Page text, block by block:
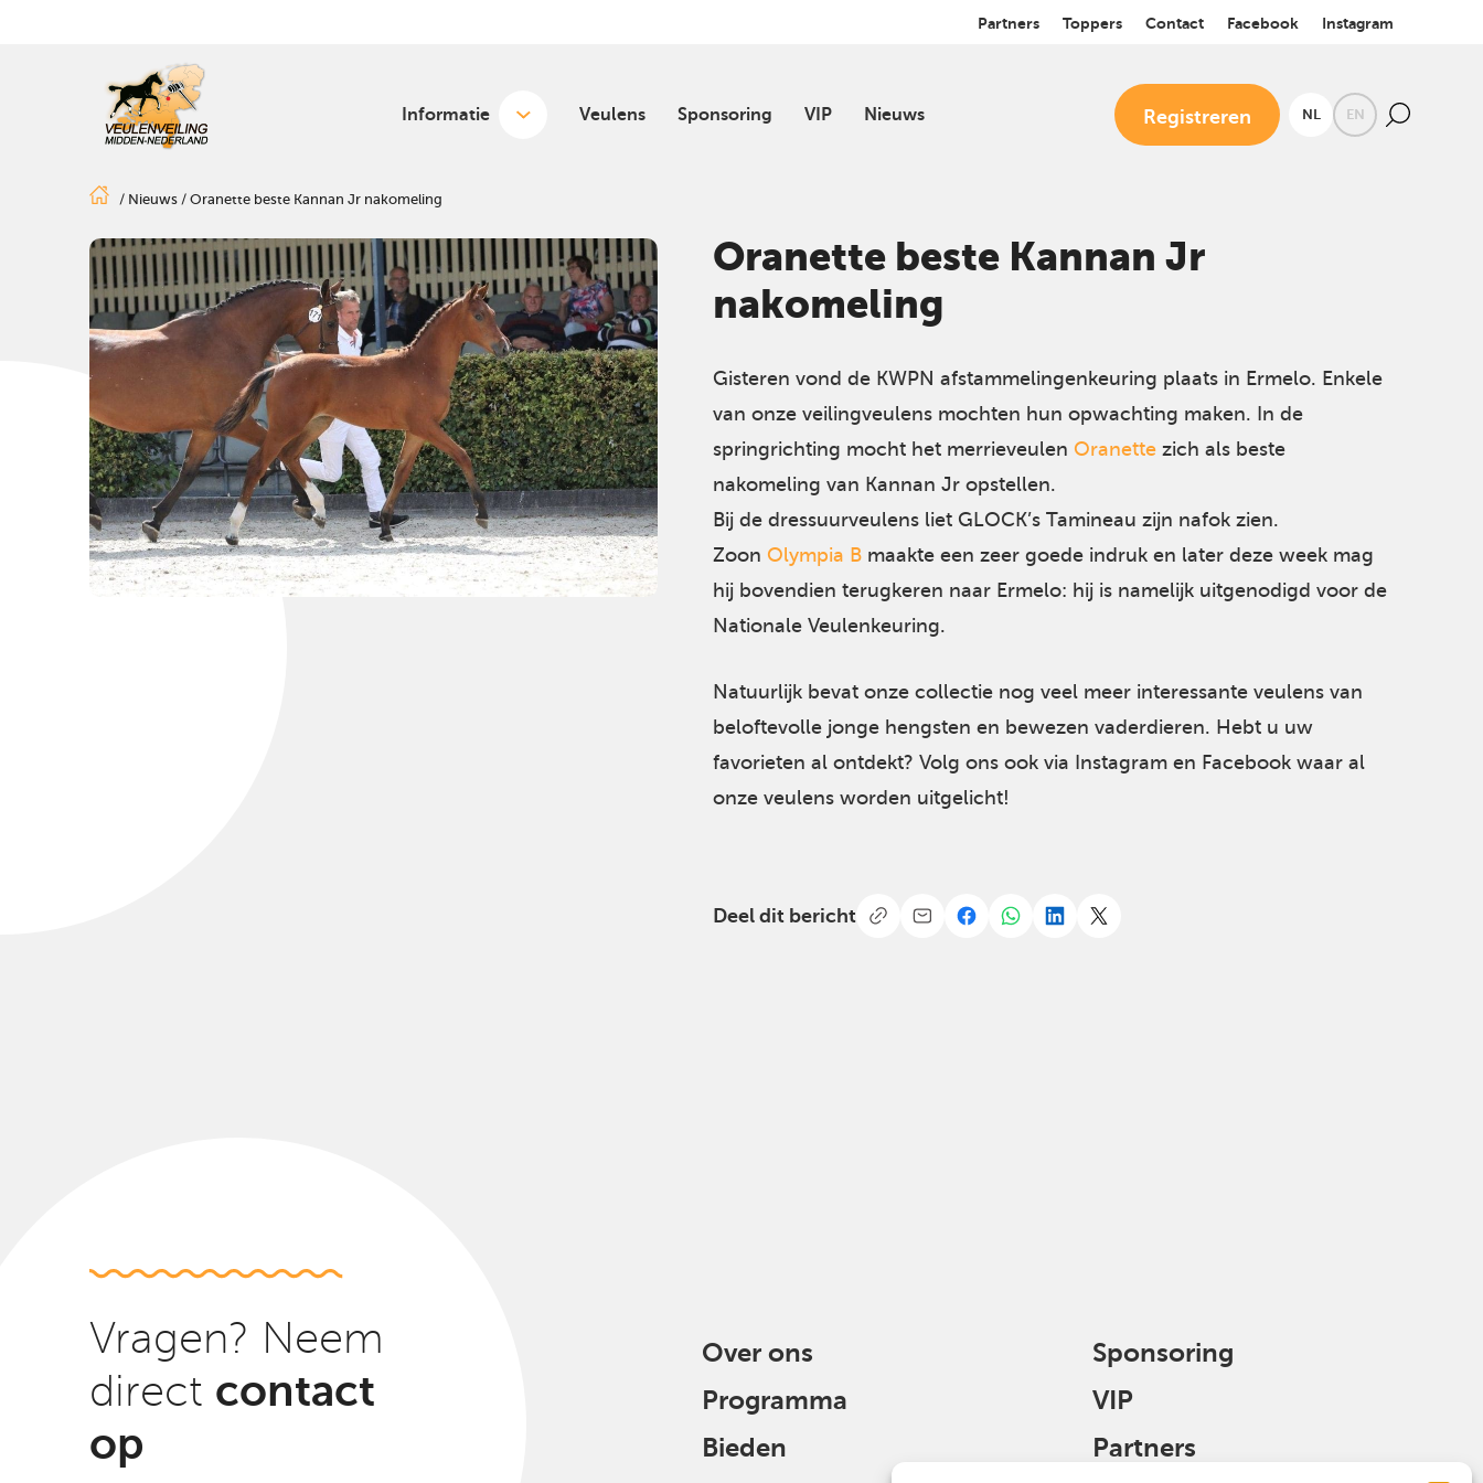
Partners Toppers Contact Facebook Instagram
Informatie Veulens Sponsoring VIP Nieuws Registreren NL EN
/ Nieuws/ Oranette beste Kannan Jr nakomeling
Oranette beste Kannan Jr
nakomeling
Gisteren vond de KWPN afstammelingenkeuring plaats in Ermelo. Enkele
van onze veilingveulens mochten hun opwachting maken. In de
springrichting mocht het merrieveulen Oranettezich als beste
nakomeling van Kannan Jr opstellen.
Bij de dressuurveulens liet GLOCK’s Tamineau zijn nafok zien.
Zoon Olympia Bmaakte een zeer goede indruk en later deze week mag
hij bovendien terugkeren naar Ermelo: hij is namelijk uitgenodigd voor de
Nationale Veulenkeuring.
Natuurlijk bevat onze collectie nog veel meer interessante veulens van
beloftevolle jonge hengsten en bewezen vaderdieren. Hebt u uw
favorieten al ontdekt? Volg ons ook via Instagram en Facebook waar al
onze veulens worden uitgelicht!
Deel dit bericht
Vragen? Neem
direct contact
op
Over ons
Programma
Bieden
Sponsoring
VIP
Partners